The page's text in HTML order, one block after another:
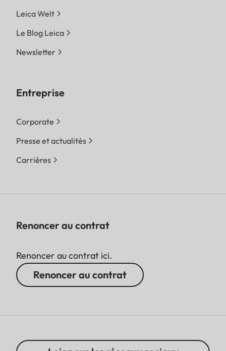
Leica Welt
Le Blog Leica
Newsletter
Entreprise
Corporate
Presse et actualités
Carrières
Renoncer au contrat
Renoncer au contrat ici.
Renoncer au contrat